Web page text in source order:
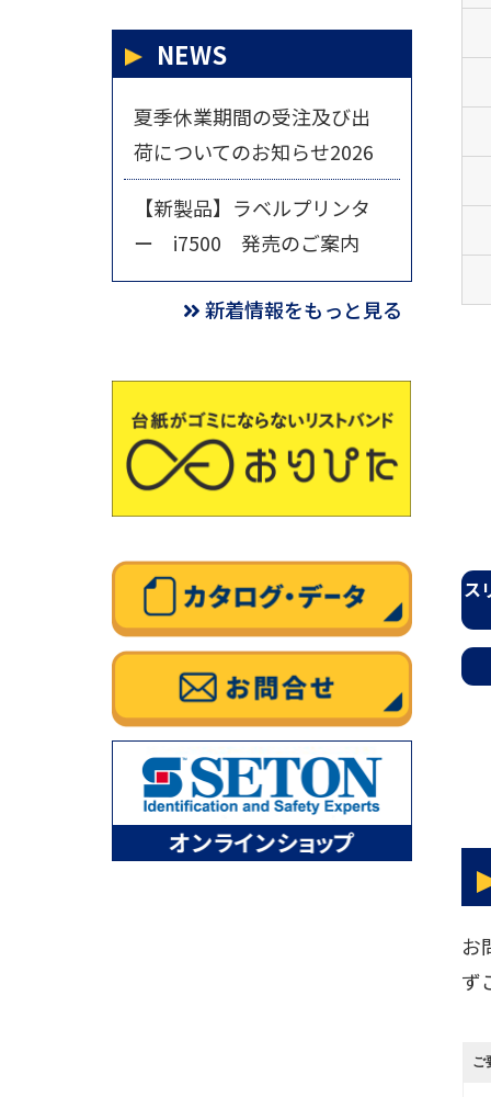
ス
お
ず
ご
NEWS
夏季休業期間の受注及び出
荷についてのお知らせ2026
【新製品】ラベルプリンタ
ー i7500 発売のご案内
新着情報をもっと見る